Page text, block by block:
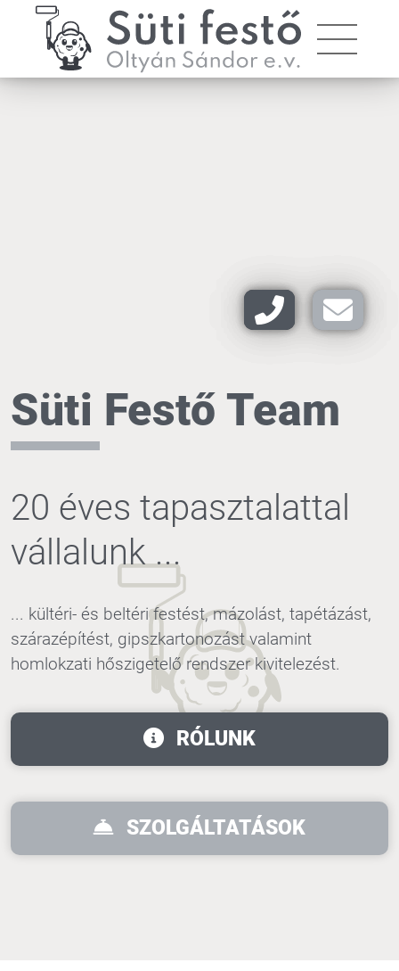
Oltyán Sándor e. v. - Süti festő
Toggle
Süti Festő Team
20 éves tapasztalattal
vállalunk ...
... kültéri- és beltéri festést, mázolást, tapétázást,
szárazépítést, gipszkartonozást valamint
homlokzati hőszigetelő rendszer kivitelezést.
RÓLUNK
SZOLGÁLTATÁSOK